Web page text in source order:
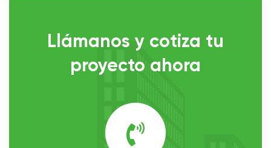
Llámanos y cotiza tu
proyecto ahora